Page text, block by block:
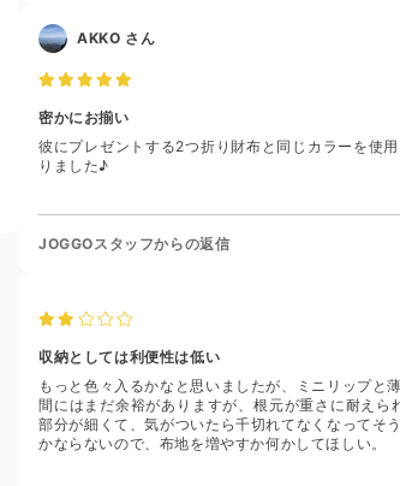
AKKO さん
密かにお揃い
彼にプレゼントする2つ折り財布と同じカラーを使
りました♪
JOGGOスタッフからの返信
収納としては利便性は低い
もっと色々入るかなと思いましたが、ミニリップと
間にはまだ余裕がありますが、根元が重さに耐え
部分が細くて、気がついたら千切れてなくなってそ
かならないので、布地を増やすか何かしてほしい。